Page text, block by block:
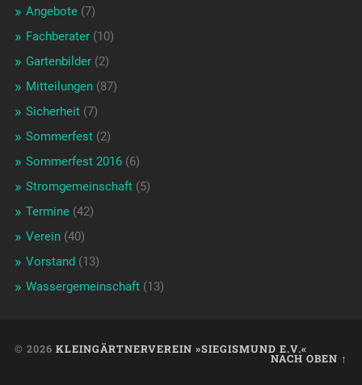
Angebote(7)
Fachberater(10)
Gartenbilder(2)
Mitteilungen(87)
Sicherheit(7)
Sommerfest(2)
Sommerfest 2016(6)
Stromgemeinschaft(5)
Termine(42)
Verein(40)
Vorstand(13)
Wassergemeinschaft(13)
© 2026 KLEINGÄRTNERVEREIN »SIEGISMUND E.V.«
NACH OBEN ↑